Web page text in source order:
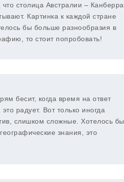
столица Австралии – Канберра,
Картинка к каждой стране
бы больше разнообразия в
то стоит попробовать!
бесит, когда время на ответ
радует. Вот только иногда
слишком сложные. Хотелось бы
знания, это